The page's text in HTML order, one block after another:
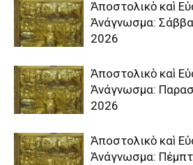
Ἀποστολικὸ καὶ
Ἀνάγνωσμα:
2026
Ἀποστολικὸ καὶ
Ἀνάγνωσμα:
2026
Ἀποστολικὸ καὶ
Ἀνάγνωσμα: